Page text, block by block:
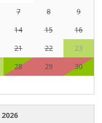
7 8
9
14 15
16
21 22
23
28 29
30
2026